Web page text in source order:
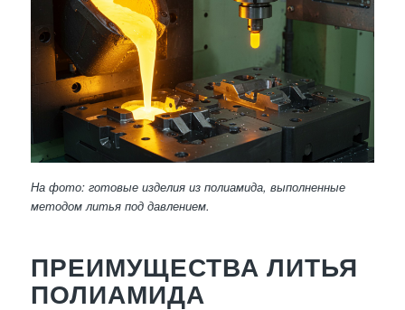
На фото: готовые изделия из полиамида, выполненные
методом литья под давлением.
ПРЕИМУЩЕСТВА ЛИТЬЯ
ПОЛИАМИДА